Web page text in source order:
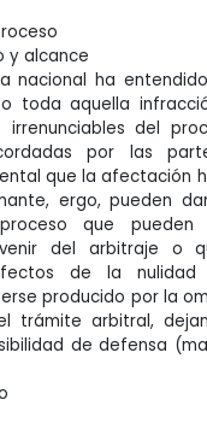
y alcance
nacional ha
toda aquella
irrenunciables del
por las
que la afectación
ergo, pueden
que pueden
del arbitraje o
de la
producido por la
trámite arbitral,
de defensa